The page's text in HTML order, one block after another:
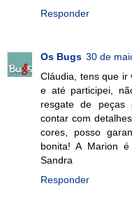
Responder
Os Bugs 30 de
Cláudia, tens que ir
e até participei,
resgate de peças
contar com
cores, posso
bonita! A Marion é
Sandra
Responder